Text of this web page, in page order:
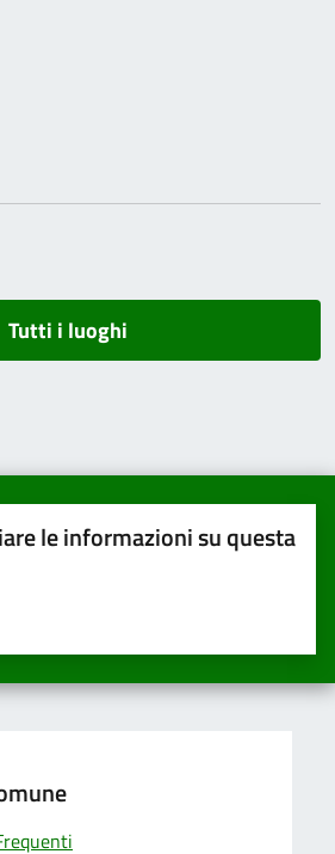
Tutti i luoghi
le informazioni su questa
5 stelle su 5
su 5
su 5
5